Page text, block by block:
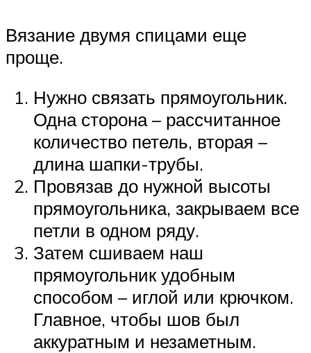
Вязание двумя спицами еще
проще.
Нужно связать прямоугольник.
Одна сторона – рассчитанное
количество петель, вторая –
длина шапки-трубы.
Провязав до нужной высоты
прямоугольника, закрываем все
петли в одном ряду.
Затем сшиваем наш
прямоугольник удобным
способом – иглой или крючком.
Главное, чтобы шов был
аккуратным и незаметным.